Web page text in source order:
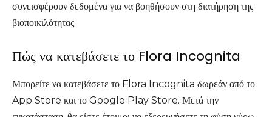
συνεισφέρουν δεδομένα για να βοηθήσουν στη διατήρηση της
βιοποικιλότητας.
Πώς να κατεβάσετε το Flora Incognita
Μπορείτε να κατεβάσετε το Flora Incognita δωρεάν από το
App Store και το Google Play Store. Μετά την